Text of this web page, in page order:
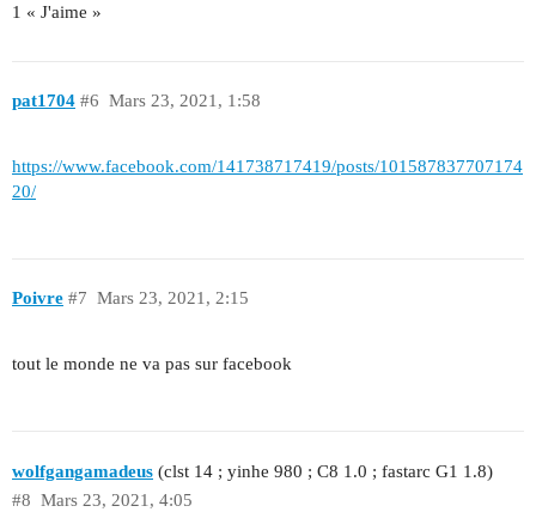
1 « J'aime »
pat1704 Mars 23, 2021, 1:58
#6
https://www.facebook.com/141738717419/posts/101587837707174
20/
Poivre Mars 23, 2021, 2:15
#7
tout le monde ne va pas sur facebook
wolfgangamadeus (clst 14 ; yinhe 980 ; C8 1.0 ; fastarc G1 1.8)
Mars 23, 2021, 4:05
#8